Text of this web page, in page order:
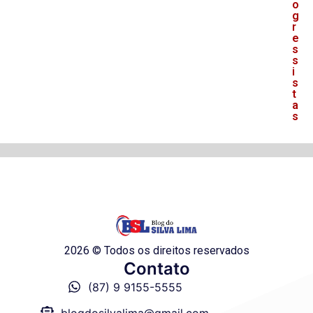
o
g
r
e
s
s
i
s
t
a
s
2026 © Todos os direitos reservados
Contato
(87) 9 9155-5555